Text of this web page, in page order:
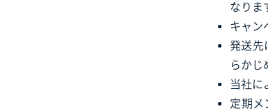
なりま
キャン
発送先
らかじ
当社に
定期メ